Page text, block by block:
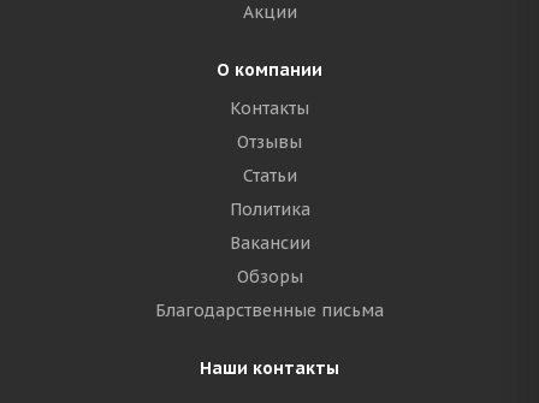
Акции
О компании
Контакты
Отзывы
Статьи
Политика
Вакансии
Обзоры
Благодарственные письма
Наши контакты